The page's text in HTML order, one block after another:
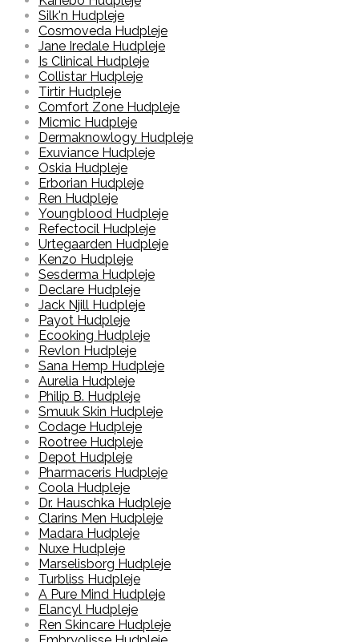
Silk'n Hudpleje
Cosmoveda Hudpleje
Jane Iredale Hudpleje
Is Clinical Hudpleje
Collistar Hudpleje
Tirtir Hudpleje
Comfort Zone Hudpleje
Micmic Hudpleje
Dermaknowlogy Hudpleje
Exuviance Hudpleje
Oskia Hudpleje
Erborian Hudpleje
Ren Hudpleje
Youngblood Hudpleje
Refectocil Hudpleje
Urtegaarden Hudpleje
Kenzo Hudpleje
Sesderma Hudpleje
Declare Hudpleje
Jack Njill Hudpleje
Payot Hudpleje
Ecooking Hudpleje
Revlon Hudpleje
Sana Hemp Hudpleje
Aurelia Hudpleje
Philip B. Hudpleje
Smuuk Skin Hudpleje
Codage Hudpleje
Rootree Hudpleje
Depot Hudpleje
Pharmaceris Hudpleje
Coola Hudpleje
Dr. Hauschka Hudpleje
Clarins Men Hudpleje
Madara Hudpleje
Nuxe Hudpleje
Marselisborg Hudpleje
Turbliss Hudpleje
A Pure Mind Hudpleje
Elancyl Hudpleje
Ren Skincare Hudpleje